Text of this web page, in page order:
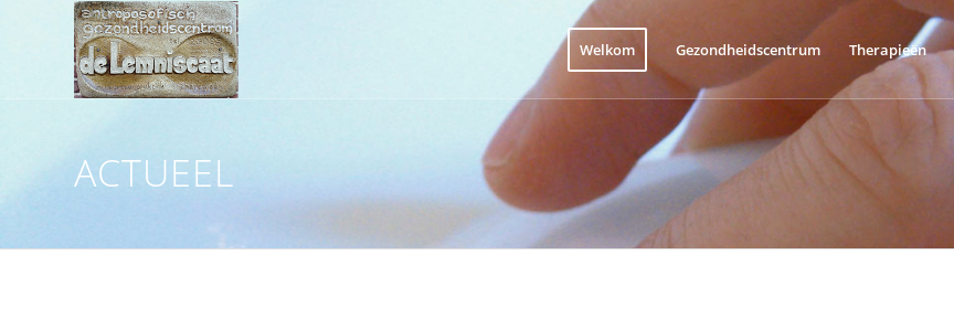
Welkom Gezondheidscentrum Therapieën
ACTUEEL